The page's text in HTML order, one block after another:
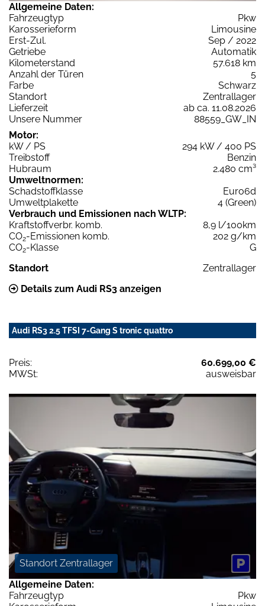
Allgemeine Daten:
Fahrzeugtyp
Pkw
Karosserieform
Limousine
Erst-Zul.
Sep / 2022
Getriebe
Automatik
Kilometerstand
57.618 km
Anzahl der Türen
5
Farbe
Schwarz
Standort
Zentrallager
Lieferzeit
ab ca. 11.08.2026
Unsere Nummer
88559_GW_IN
Motor:
kW / PS
294 kW / 400 PS
Treibstoff
Benzin
Hubraum
2.480 cm³
Umweltnormen:
Schadstoffklasse
Euro6d
Umweltplakette
4 (Green)
Verbrauch und Emissionen nach WLTP:
Kraftstoffverbr. komb.
8,9 l/100km
CO2-Emissionen komb.
202 g/km
CO2-Klasse
G
Standort
Zentrallager
Details zum Audi RS3 anzeigen
Audi RS3 2.5 TFSI 7-Gang S tronic quattro
Preis:
60.699,00 €
MWSt:
ausweisbar
Standort Zentrallager
Allgemeine Daten:
Fahrzeugtyp
Pkw